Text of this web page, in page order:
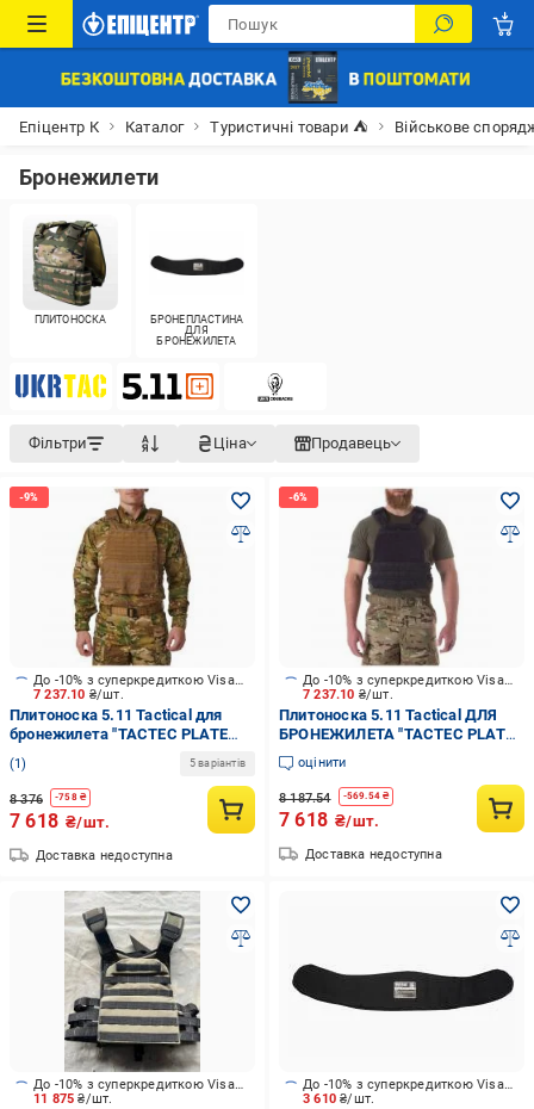
Епіцентр К Каталог Туристичні товари ⛺ Військове
Бронежилети
ПЛИТОНОСКА
БРОНЕПЛАСТИНА
ДЛЯ
БРОНЕЖИЛЕТА
Фільтри Ціна Продавець
7 237.10 ₴/шт.
До -10% з суперкредиткою Visa Вигода
Плитоноска 5.11 Tactical для
бронежилета "TACTEC PLATE
CARRIER", KANGAROO
1 5 варіантів
8 376 -758₴
7 618 ₴/шт.
Доставка недоступна
7 237.10 ₴/шт.
До -10% з суперкредиткою Visa Вигода
Плитоноска 5.11 Tactical ДЛЯ
БРОНЕЖИЛЕТА "TACTEC PLATE
CARRIER" dark navy
оцінити
8 187.54 -569.54₴
7 618 ₴/шт.
Доставка недоступна
11 875₴/шт.
До -10% з суперкредиткою Visa Вигода
3 610₴/шт.
До -10% з суперкредиткою Visa Вигода